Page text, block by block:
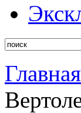
Главная